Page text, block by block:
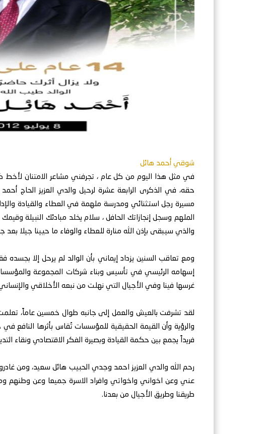
شوقي أحمد هائل
‏في مثل هذا اليوم من كل عام ، تجرفني مشاعر الامتنان
حقه، في الذكرى الرابعة عشرة لرحيل والدي العزيز الحاج
مسيرة رجل استثنائي ومدرسة ملهمة في العطاء والقيادة
الملهم وسجل إنجازاتك الحافل ، سلام يخلد مبادئك النبيلة
والذي سيبقى بإذن الله منارة للعطاء والوفاء ما حيينا جيلا بعد
‏ومع تعاقب السنين يزداد إيماني بأن الوالد لم يرحل إلا
إسهامه الرئيسي في تأسيس وبناء شركات المجموعة والمؤسسات
غرسها فينا وفي الأجيال التي نهلت من نبعه الأخلاقي
‏لقد تشرفت بالعيش والعمل إلى جانبه طوال خمسين عاماً،
والرؤية وأن القيمة الحقيقية للمؤسسات تُقاس بأثرها النافع
فريداً يجمع بين حكمة القيادة وبصيرة الفكر الاقتصادي ونقاء
‏رحم الله والدي العزيز احمد وجدي الحبيب هائل سعيد، ومن
عني وعن اخواني واخواتي وافراد الاسرة جميعا وعن وطنهم
طريقنا وطريق الأجيال من بعدنا.